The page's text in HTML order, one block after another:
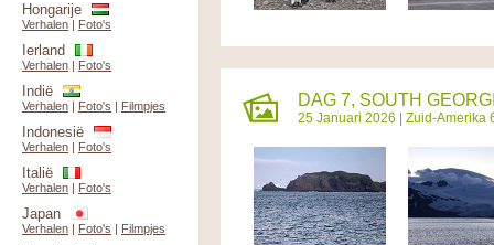
DAG 7, SOUTH
25 Januari 2026 | Zuid-Amerika
Hongarije
Verhalen | Foto's
Ierland
Verhalen | Foto's
Indië
Verhalen | Foto's | Filmpjes
Indonesië
Verhalen | Foto's
Italië
Verhalen | Foto's
Japan
Verhalen | Foto's | Filmpjes